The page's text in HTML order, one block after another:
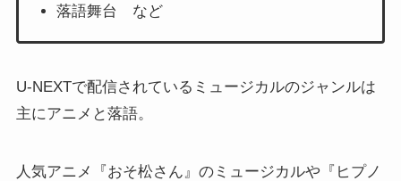
落語舞台 など
U-NEXTで配信されているミュージカルのジャンルは
主にアニメと落語。
人気アニメ『おそ松さん』のミュージカルや『ヒプノ